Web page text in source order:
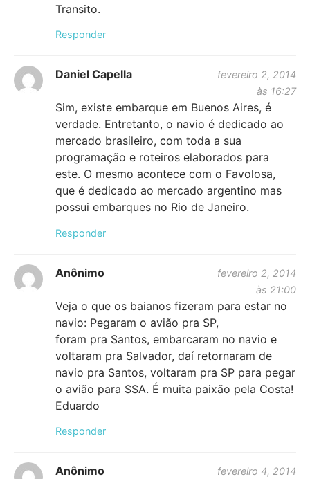
Transito.
Responder
Daniel Capella
fevereiro 2, 2014
às 16:27
Sim, existe embarque em Buenos Aires, é
verdade. Entretanto, o navio é dedicado ao
mercado brasileiro, com toda a sua
programação e roteiros elaborados para
este. O mesmo acontece com o Favolosa,
que é dedicado ao mercado argentino mas
possui embarques no Rio de Janeiro.
Responder
Anônimo
fevereiro 2, 2014
às 21:00
Veja o que os baianos fizeram para estar no
navio: Pegaram o avião pra SP,
foram pra Santos, embarcaram no navio e
voltaram pra Salvador, daí retornaram de
navio pra Santos, voltaram pra SP para pegar
o avião para SSA. É muita paixão pela Costa!
Eduardo
Responder
Anônimo
fevereiro 4, 2014